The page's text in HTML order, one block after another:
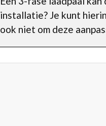
installatie? Je kunt
ook niet om deze